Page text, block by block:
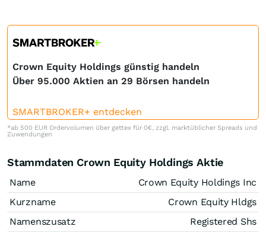
Crown Equity Holdings günstig handeln
Über 95.000 Aktien an 29 Börsen handeln
SMARTBROKER+ entdecken
*ab 500 EUR Ordervolumen über gettex für 0€, zzgl. marktüblicher Spreads und
Zuwendungen
Stammdaten Crown Equity Holdings Aktie
Name
Crown Equity Holdings Inc
Kurzname
Crown Equity Hldgs
Namenszusatz
Registered Shs